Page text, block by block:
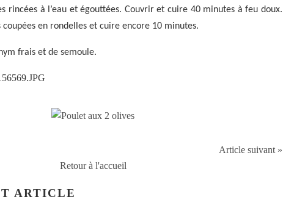
rincées à l’eau et égouttées. Couvrir et cuire 40 minutes à feu doux.
en rondelles et cuire encore 10 minutes.
frais et de semoule.
Article suivant »
Retour à l'accueil
ARTICLE